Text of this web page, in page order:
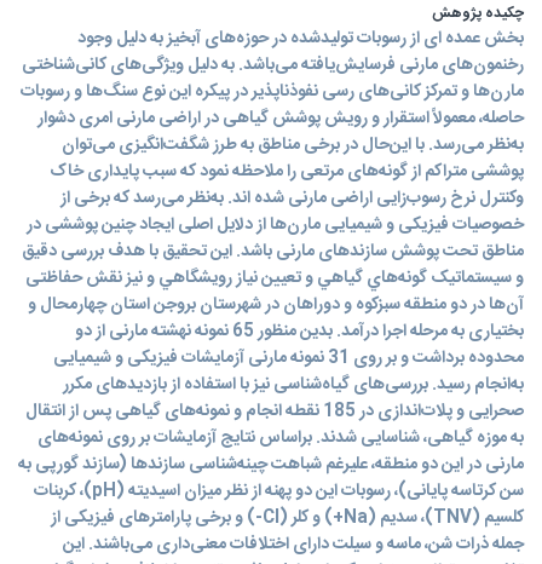
چکیده پژوهش
بخش عمده ای از رسوبات تولیدشده در حوزه‌های آبخیز به دلیل وجود
رخنمون‌های مارنی فرسایش‌یافته می‌باشد. به دلیل ویژگی‌های کانی‌شناختی
مارن‌ها و تمرکز کانی‌های رسی نفوذناپذیر در پیکره این نوع سنگ‌ها و رسوبات
حاصله، معمولاً استقرار و رویش پوشش گیاهی در اراضی مارنی امری دشوار
به‌نظر می‌رسد. با این‌حال در برخی مناطق به طرز شگفت‌انگیزی می‌توان
پوششی متراکم از گونه‌های مرتعی را ملاحظه نمود که سبب پایداری خاک
وکنترل نرخ رسوب‌زایی اراضی مارنی شده اند. به‌نظر می‌رسد که برخی از
خصوصیات فیزیکی و شیمیایی مارن‌ها از دلایل اصلی ایجاد چنین پوششی در
مناطق تحت پوشش سازندهای مارنی ‌باشد. اين تحقيق با هدف بررسی دقيق
و سيستماتيک گونه‌هاي گياهي و تعيين نياز رويشگاهي و نیز نقش حفاظتی
آن‌ها در دو منطقه سبزکوه و دوراهان در شهرستان بروجن استان چهارمحال و
بختیاری به مرحله اجرا درآمد. بدین منظور 65 نمونه نهشته مارنی از دو
محدوده برداشت و بر روی 31 نمونه مارنی آزمایشات فیزیکی و شیمیایی
به‌انجام رسید. بررسی‌های گیاه‌شناسی نیز با استفاده از بازدیدهای مکرر
صحرایی و پلات‌اندازی در 185 نقطه انجام و نمونه‌های گیاهی پس از انتقال
به موزه گیاهی، شناسایی شدند. براساس نتایج آزمایشات بر روی نمونه‌های
مارنی در این دو منطقه، علیرغم شباهت چینه‌شناسی سازندها (سازند گورپی به
سن کرتاسه پایانی)، رسوبات این دو پهنه از نظر میزان اسیدیته (pH)، کربنات
کلسیم (TNV)، سدیم (Na+) و کلر (Cl-) و برخی پارامترهای فیزیکی از
جمله ذرات شن، ماسه و سیلت دارای اختلافات معنی‌داری می‌باشند. این